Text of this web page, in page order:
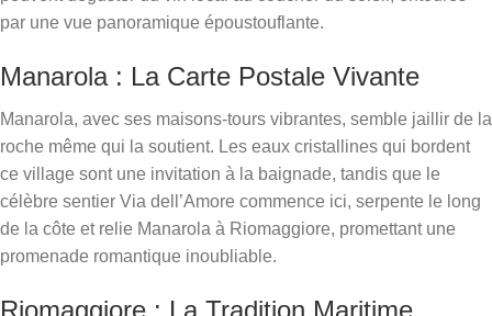
par une vue panoramique époustouflante.
Manarola : La Carte Postale Vivante
Manarola, avec ses maisons-tours vibrantes, semble jaillir de la
roche même qui la soutient. Les eaux cristallines qui bordent
ce village sont une invitation à la baignade, tandis que le
célèbre sentier Via dell’Amore commence ici, serpente le long
de la côte et relie Manarola à Riomaggiore, promettant une
promenade romantique inoubliable.
Riomaggiore : La Tradition Maritime